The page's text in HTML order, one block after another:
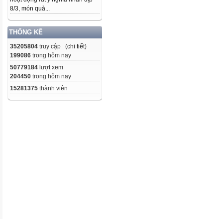
8/3, món quà...
THỐNG KÊ
35205804 truy cập (chi tiết)
199086 trong hôm nay
50779184 lượt xem
204450 trong hôm nay
15281375 thành viên